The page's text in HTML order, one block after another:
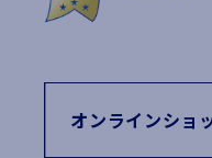
オンラインショ